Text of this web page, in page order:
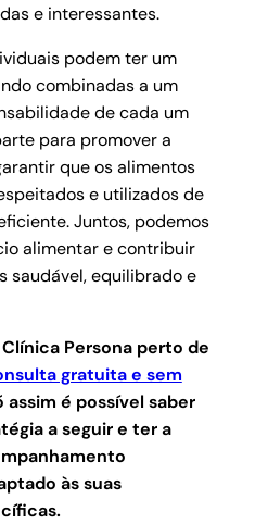
e interessantes.
podem ter um
combinadas a um
de cada um
para promover a
que os alimentos
e utilizados de
Juntos, podemos
alimentar e contribuir
saudável, equilibrado e
Persona perto de
gratuita e sem
assim é possível saber
a seguir e ter a
às suas